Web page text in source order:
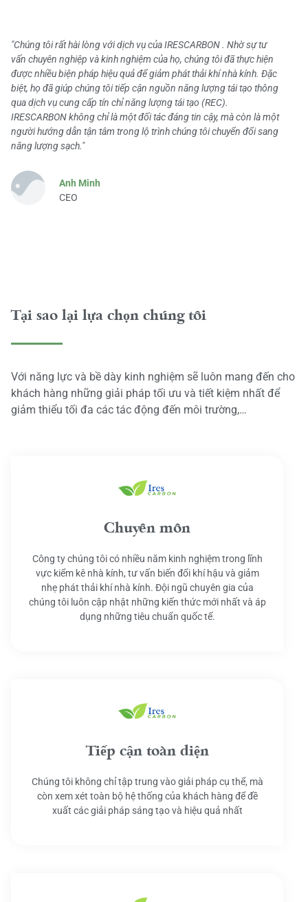
"Chúng tôi rất hài lòng với dịch vụ của IRESCARBON . Nhờ sự tư
vấn chuyên nghiệp và kinh nghiệm của họ, chúng tôi đã thực hiện
được nhiều biện pháp hiệu quả để giảm phát thải khí nhà kính. Đặc
biệt, họ đã giúp chúng tôi tiếp cận nguồn năng lượng tái tạo thông
qua dịch vụ cung cấp tín chỉ năng lượng tái tạo (REC).
IRESCARBON không chỉ là một đối tác đáng tin cậy, mà còn là một
người hướng dẫn tận tâm trong lộ trình chúng tôi chuyển đổi sang
năng lượng sạch."
Anh Minh
CEO
Tại sao lại lựa chọn chúng tôi
Với năng lực và bề dày kinh nghiệm sẽ luôn mang đến cho
khách hàng những giải pháp tối ưu và tiết kiệm nhất để
giảm thiểu tối đa các tác động đến môi trường,…
Chuyên môn
Công ty chúng tôi có nhiều năm kinh nghiệm trong lĩnh
vực kiểm kê nhà kính, tư vấn biến đổi khí hậu và giảm
nhẹ phát thải khí nhà kính. Đội ngũ chuyên gia của
chúng tôi luôn cập nhật những kiến thức mới nhất và áp
dụng những tiêu chuẩn quốc tế.
Tiếp cận toàn diện
Chúng tôi không chỉ tập trung vào giải pháp cụ thể, mà
còn xem xét toàn bộ hệ thống của khách hàng để đề
xuất các giải pháp sáng tạo và hiệu quả nhất